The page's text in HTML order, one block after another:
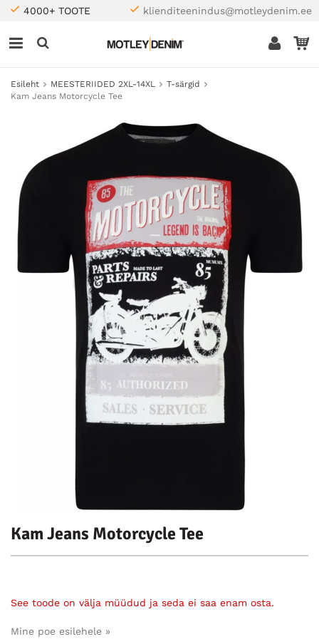
4000+ TOOTE klienditeenindus@motleydenim.ee
Esileht MEESTERIIDED 2XL-14XL
T-särgid
Kam Jeans Motorcycle Tee
Kam Jeans Motorcycle Tee
See toode on välja müüdud ja seda ei saa enam osta.
Mine poe esilehele »